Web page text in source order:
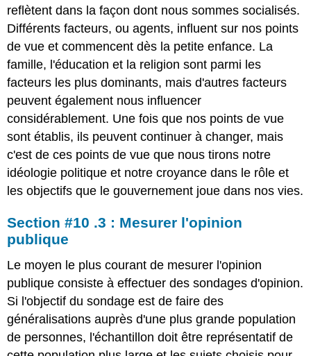
reflètent dans la façon dont nous sommes socialisés.
Différents facteurs, ou agents, influent sur nos points
de vue et commencent dès la petite enfance. La
famille, l'éducation et la religion sont parmi les
facteurs les plus dominants, mais d'autres facteurs
peuvent également nous influencer
considérablement. Une fois que nos points de vue
sont établis, ils peuvent continuer à changer, mais
c'est de ces points de vue que nous tirons notre
idéologie politique et notre croyance dans le rôle et
les objectifs que le gouvernement joue dans nos vies.
Section #10 .3 : Mesurer l'opinion
publique
Le moyen le plus courant de mesurer l'opinion
publique consiste à effectuer des sondages d'opinion.
Si l'objectif du sondage est de faire des
généralisations auprès d'une plus grande population
de personnes, l'échantillon doit être représentatif de